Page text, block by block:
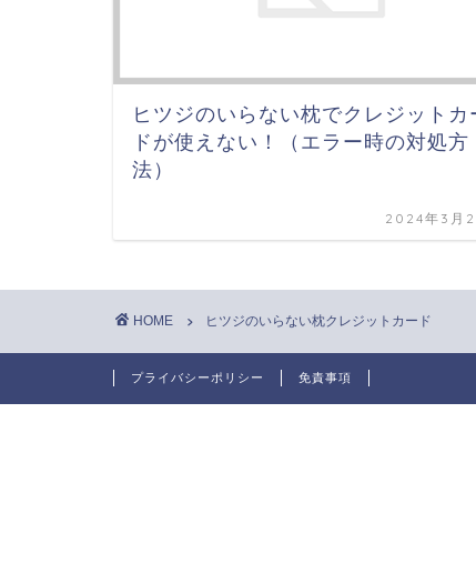
ヒツジのいらない枕でクレジットカ
ドが使えない！（エラー時の対処方
法）
2024年3月
HOME ヒツジのいらない枕クレジットカード
プライバシーポリシー 免責事項